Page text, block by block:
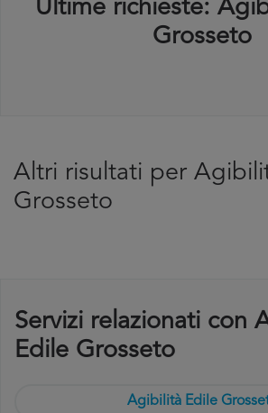
Ultime richieste:
Grosseto
Altri risultati per
Grosseto
Servizi relazionati con
Edile Grosseto
Agibilità Edile